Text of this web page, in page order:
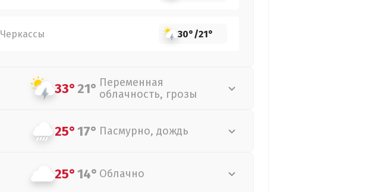
Черкассы 30°/21°
33°21° Переменная
облачность, грозы
25°17° Пасмурно, дождь
25°14° Облачно